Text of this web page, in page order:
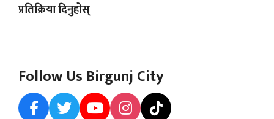
प्रतिक्रिया दिनुहोस्
Follow Us Birgunj City